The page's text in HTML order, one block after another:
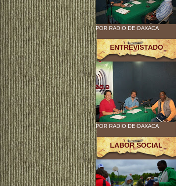
POR RADIO DE OAXACA
ENTREVISTADO
POR RADIO DE OAXACA
LABOR SOCIAL